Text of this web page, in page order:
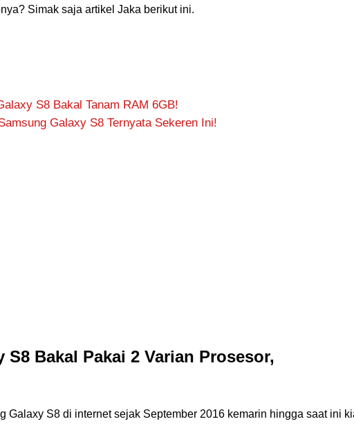
Simak saja artikel Jaka berikut ini.
S8 Bakal Tanam RAM 6GB!
Galaxy S8 Ternyata Sekeren Ini!
S8 Bakal Pakai 2 Varian Prosesor,
Galaxy S8 di internet sejak September 2016 kemarin hingga saat ini